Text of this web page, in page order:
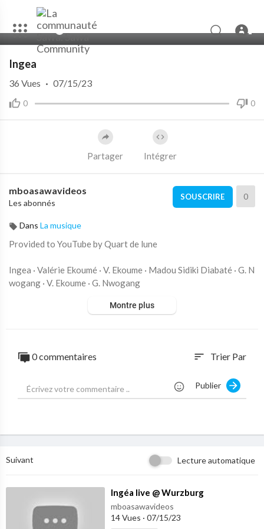
00:00 04:03
Ingea
0 0
36 Vues · 07/15/23
Partager Intégrer
mboasawavideos
Les abonnés
SOUSCRIRE 0
Dans La musique
Provided to YouTube by Quart de lune
Ingea · Valérie Ekoumé · V. Ekoume · Madou Sidiki Diabaté · G. N
wogang · V. Ekoume · G. Nwogang
Released on: 2017-11-24
Auto-generated by YouTube.
Montre plus
0 commentaires sort Trier Par
Publier
Suivant Lecture automatique
⁣Ingéa live @ Wurzburg
mboasawavideos
14 Vues · 07/15/23